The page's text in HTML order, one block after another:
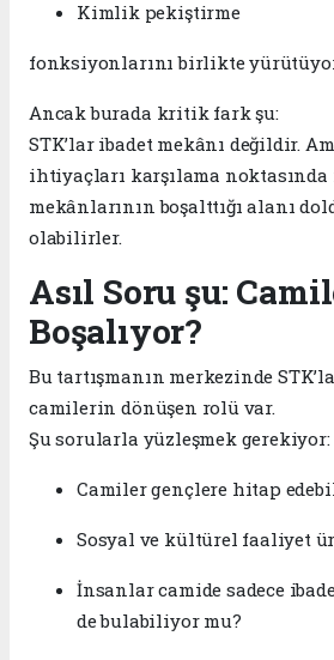
Kimlik pekiştirme
fonksiyonlarını birlikte
Ancak burada kritik fark şu:
STK’lar ibadet mekânı değildir.
ihtiyaçları karşılama noktasında
mekânlarının boşalttığı alanı
olabilirler.
Asıl Soru şu:
Boşalıyor?
Bu tartışmanın merkezinde
camilerin dönüşen rolü var.
Şu sorularla yüzleşmek gerekiyor:
Camiler gençlere hitap
Sosyal ve kültürel faaliyet
İnsanlar camide sadece
de bulabiliyor mu?